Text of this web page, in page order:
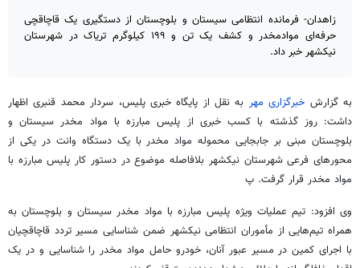
زاهدان- فرمانده انتظامی سیستان و بلوچستان از دستگیری یک قاچاقچی
حرفه‌ای موادمخدر و کشف یک تن و ۱۹۹ کیلوگرم تریاک در شهرستان
نیکشهر خبر داد.
به گزارش خبرگزاری مهر به نقل از پایگاه خبری پلیس، سردار محمد قنبری اظهار
داشت: روز گذشته با کسب خبری از پلیس مبارزه با مواد مخدر سیستان و
بلوچستان مبنی بر جابجایی محموله مواد مخدر با یک دستگاه وانت در یکی از
محورهای فرعی شهرستان نیکشهر بلافاصله موضوع در دستور کار پلیس مبارزه با
مواد مخدر قرار گرفت. پ
وی افزود: تیم عملیات ویژه پلیس مبارزه با مواد مخدر سیستان و بلوچستان به
همراه تیم‌هایی از مأموران انتظامی نیکشهر ضمن شناسایی مسیر تردد قاچاقچیان
با اجرای کمین در مسیر عبور آنان، خودرو حامل مواد مخدر را شناسایی و در یک